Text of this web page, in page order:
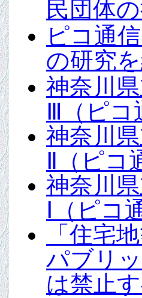
民団体
ピコ通
の研究
神奈川
Ⅲ（ピコ
神奈川
Ⅱ（ピコ
神奈川
Ⅰ（ピコ
「住宅
パブリ
は禁止